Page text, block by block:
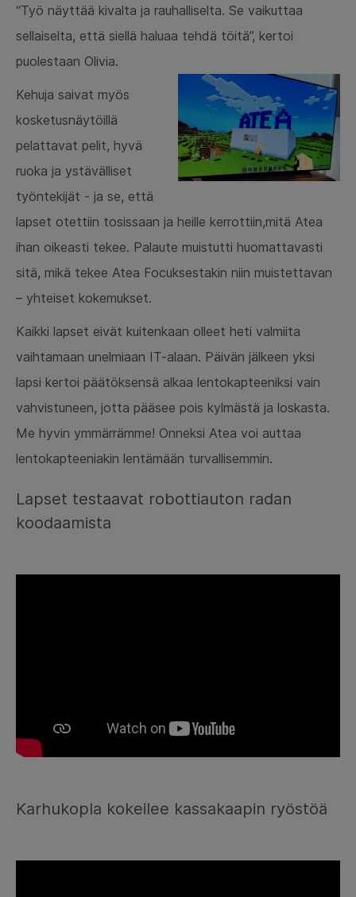
“Työ näyttää kivalta ja rauhalliselta. Se vaikuttaa
sellaiselta, että siellä haluaa tehdä töitä”, kertoi
puolestaan Olivia.
Kehuja saivat myös
kosketusnäytöillä
pelattavat pelit, hyvä
ruoka ja ystävälliset
työntekijät - ja se, että
lapset otettiin tosissaan ja heille kerrottiin,mitä Atea
ihan oikeasti tekee. Palaute muistutti huomattavasti
sitä, mikä tekee Atea Focuksestakin niin muistettavan
– yhteiset kokemukset.
Kaikki lapset eivät kuitenkaan olleet heti valmiita
vaihtamaan unelmiaan IT-alaan. Päivän jälkeen yksi
lapsi kertoi päätöksensä alkaa lentokapteeniksi vain
vahvistuneen, jotta pääsee pois kylmästä ja loskasta.
Me hyvin ymmärrämme! Onneksi Atea voi auttaa
lentokapteeniakin lentämään turvallisemmin.
Lapset testaavat robottiauton radan
koodaamista
Karhukopla kokeilee kassakaapin ryöstöä